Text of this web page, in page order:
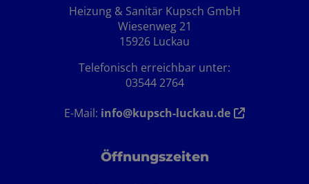
Heizung & Sanitär Kupsch GmbH
Wiesenweg 21
15926 Luckau
Telefonisch erreichbar unter:
03544 2764
E-Mail: info@kupsch-luckau.de
Öffnungszeiten